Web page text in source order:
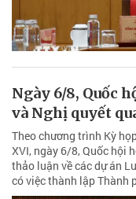
Ngày 6/8, Quốc
và Nghị quyết
Theo chương trình Kỳ
XVI, ngày 6/8, Quốc hội
thảo luận về các dự án
có việc thành lập Thành